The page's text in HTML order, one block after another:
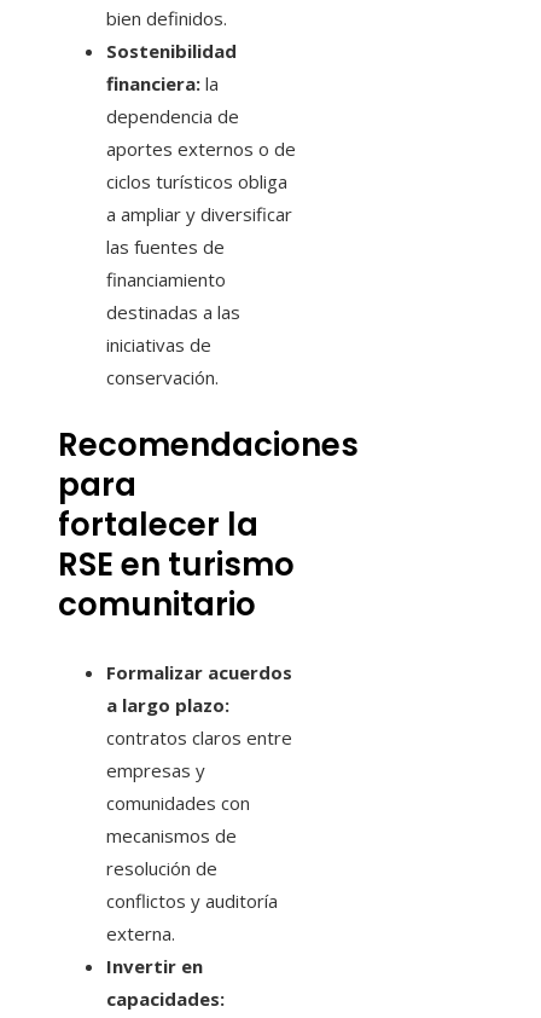
bien definidos.
Sostenibilidad
financiera: la
dependencia de
aportes externos o de
ciclos turísticos obliga
a ampliar y diversificar
las fuentes de
financiamiento
destinadas a las
iniciativas de
conservación.
Recomendaciones
para
fortalecer la
RSE en turismo
comunitario
Formalizar acuerdos
a largo plazo:
contratos claros entre
empresas y
comunidades con
mecanismos de
resolución de
conflictos y auditoría
externa.
Invertir en
capacidades: